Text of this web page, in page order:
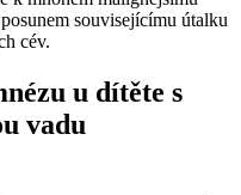
souvisejícímu útalku
cév.
u dítěte s
vadu